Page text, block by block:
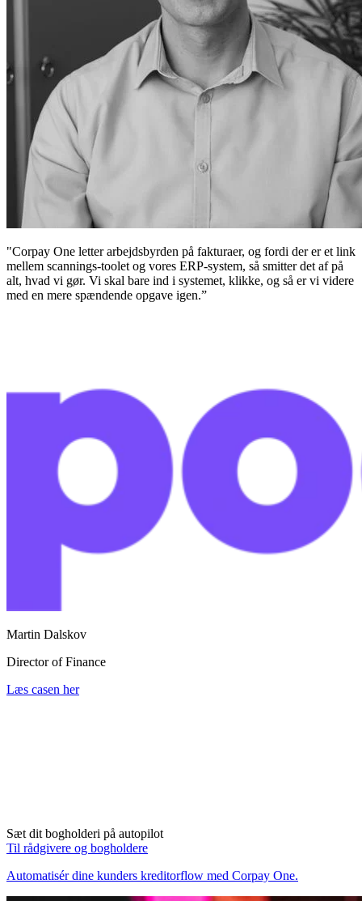
"Corpay One letter arbejdsbyrden på fakturaer, og fordi der er et link
mellem scannings-toolet og vores ERP-system, så smitter det af på
alt, hvad vi gør. Vi skal bare ind i systemet, klikke, og så er vi videre
med en mere spændende opgave igen.”
Martin Dalskov
Director of Finance
Læs casen her
Sæt dit bogholderi på autopilot
Til rådgivere og bogholdere
Automatisér dine kunders kreditorflow med Corpay One.